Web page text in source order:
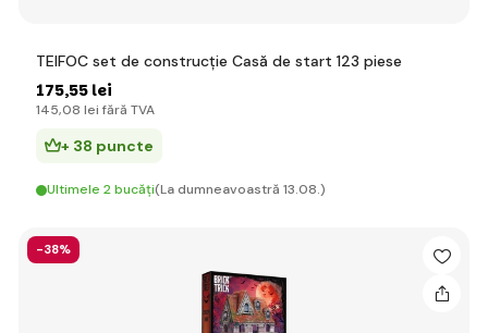
TEIFOC set de construcție Casă de start 123 piese
175,55 lei
145,08 lei fără TVA
+ 38 puncte
Ultimele 2 bucăți(La dumneavoastră 13.08.)
-38%